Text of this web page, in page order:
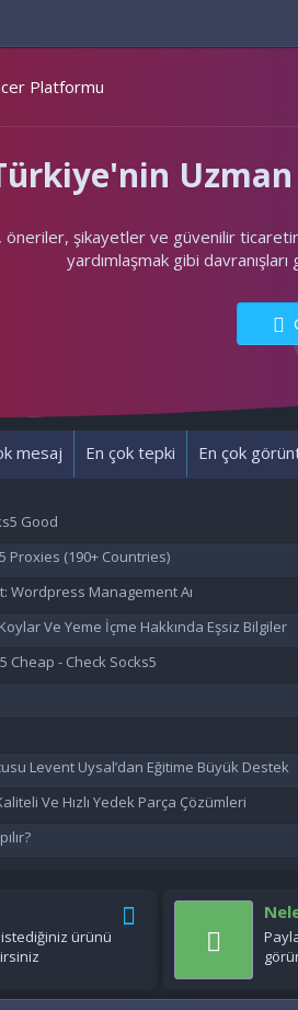
öneriler, şikayetler ve güvenilir
yardımlaşmak gibi
mesaj En çok tepki En çok
Good
Proxies (190+ Countries)
Wordpress Management Aı
Ve Yeme İçme Hakkında Eşsiz Bilgiler
Cheap - Check Socks5
Levent Uysal’dan Eğitime Büyük Destek
Ve Hızlı Yedek Parça Çözümleri
ürünü